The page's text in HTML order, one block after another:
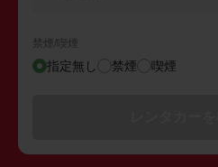
禁煙/喫煙
指定無し 禁煙 喫煙